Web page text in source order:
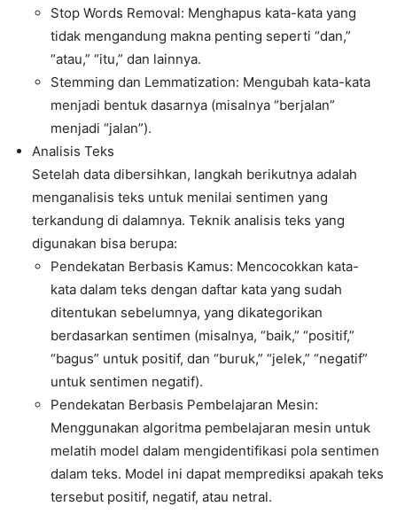
Stop Words Removal: Menghapus kata-kata yang
tidak mengandung makna penting seperti “dan,”
“atau,” “itu,” dan lainnya.
Stemming dan Lemmatization: Mengubah kata-kata
menjadi bentuk dasarnya (misalnya “berjalan”
menjadi “jalan”).
Analisis Teks
Setelah data dibersihkan, langkah berikutnya adalah
menganalisis teks untuk menilai sentimen yang
terkandung di dalamnya. Teknik analisis teks yang
digunakan bisa berupa:
Pendekatan Berbasis Kamus: Mencocokkan kata-
kata dalam teks dengan daftar kata yang sudah
ditentukan sebelumnya, yang dikategorikan
berdasarkan sentimen (misalnya, “baik,” “positif,”
“bagus” untuk positif, dan “buruk,” “jelek,” “negatif”
untuk sentimen negatif).
Pendekatan Berbasis Pembelajaran Mesin:
Menggunakan algoritma pembelajaran mesin untuk
melatih model dalam mengidentifikasi pola sentimen
dalam teks. Model ini dapat memprediksi apakah teks
tersebut positif, negatif, atau netral.